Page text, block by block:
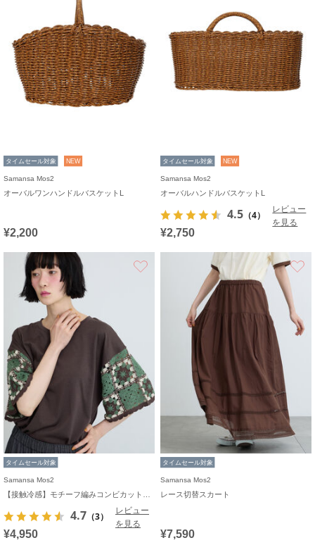
タイムセール対象 NEW
Samansa Mos2
オーバルワンハンドルバスケットL
¥2,200
タイムセール対象 NEW
Samansa Mos2
オーバルハンドルバスケットL
4.5 （4）
レビュー
を見る
¥2,750
タイムセール対象
Samansa Mos2
4.7 （3）
レビュー
を見る
¥4,950
タイムセール対象
Samansa Mos2
レース切替スカート
¥7,590